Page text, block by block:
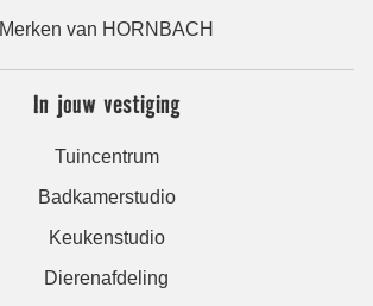
Merken van HORNBACH
In jouw vestiging
Tuincentrum
Badkamerstudio
Keukenstudio
Dierenafdeling